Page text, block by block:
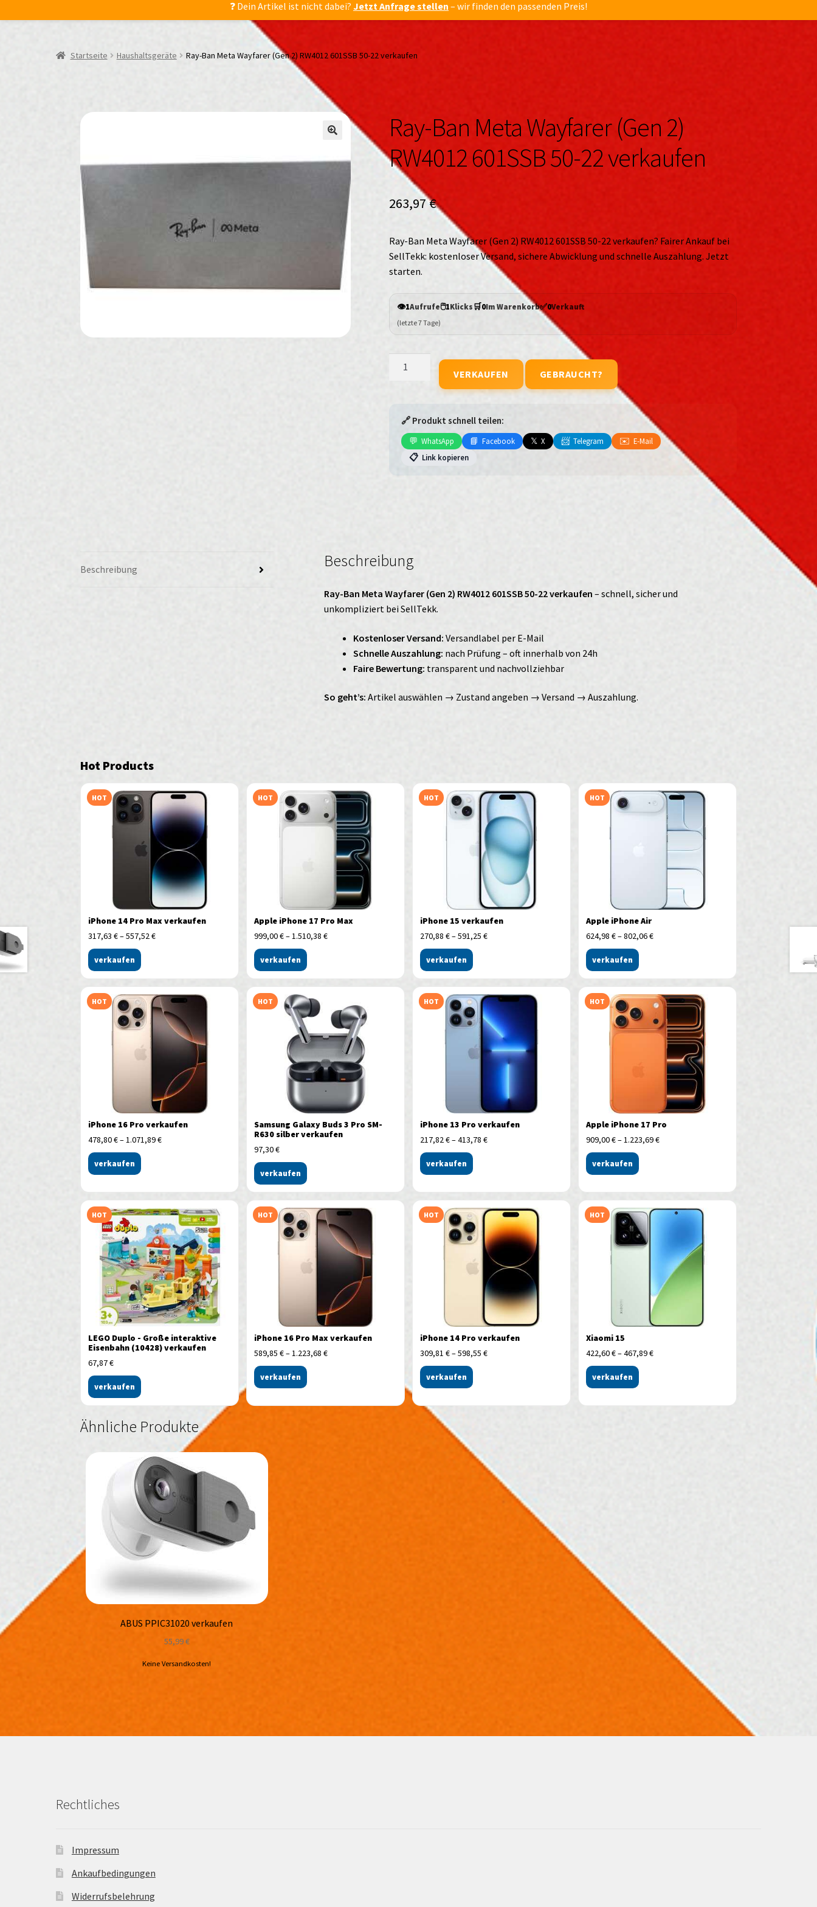
❓ Dein Artikel ist nicht dabei? Jetzt Anfrage stellen – wir finden den passenden Preis!
Startseite Haushaltsgeräte Ray-Ban Meta Wayfarer (Gen 2) RW4012 601SSB 50-22 verkaufen
Ray-Ban Meta Wayfarer (Gen 2)
RW4012 601SSB 50-22 verkaufen
263,97€
Ray-Ban Meta Wayfarer (Gen 2) RW4012 601SSB 50-22 verkaufen? Fairer Ankauf bei
SellTekk: kostenloser Versand, sichere Abwicklung und schnelle Auszahlung. Jetzt
starten.
👁️1Aufrufe🖱️1Klicks🛒0Im Warenkorb✅0Verkauft
(letzte 7 Tage)
(Gen
RW4012
VERKAUFEN GEBRAUCHT?
🔗 Produkt schnell teilen:
💬 WhatsApp 📘 Facebook 𝕏 X 📨 Telegram ✉️ E-Mail
📋 Link kopieren
Beschreibung Beschreibung
Ray-Ban Meta Wayfarer (Gen 2) RW4012 601SSB 50-22 verkaufen – schnell, sicher und
unkompliziert bei SellTekk.
Kostenloser Versand: Versandlabel per E-Mail
Schnelle Auszahlung: nach Prüfung – oft innerhalb von 24h
Faire Bewertung: transparent und nachvollziehbar
So geht’s: Artikel auswählen → Zustand angeben → Versand → Auszahlung.
Hot Products
HOT
iPhone 14 Pro Max verkaufen
317,63 €–557,52€
verkaufen
HOT
Apple iPhone 17 Pro Max
999,00€–1.510,38 €
verkaufen
HOT
iPhone 15 verkaufen
270,88 €–591,25 €
verkaufen
HOT
Apple iPhone Air
624,98 €–802,06€
verkaufen
HOT
iPhone 16 Pro verkaufen
478,80€–1.071,89€
verkaufen
HOT
Samsung Galaxy Buds 3 Pro SM-
R630 silber verkaufen
97,30€
verkaufen
HOT
iPhone 13 Pro verkaufen
217,82€–413,78 €
verkaufen
HOT
Apple iPhone 17 Pro
909,00€–1.223,69€
verkaufen
HOT
LEGO Duplo - Große interaktive
Eisenbahn (10428) verkaufen
67,87€
verkaufen
HOT
iPhone 16 Pro Max verkaufen
589,85 €–1.223,68 €
verkaufen
HOT
iPhone 14 Pro verkaufen
309,81 €–598,55 €
verkaufen
HOT
Xiaomi 15
422,60€–467,89€
verkaufen
Ähnliche Produkte
ABUS PPIC31020 verkaufen
55,99€
Keine Versandkosten!
Rechtliches
Impressum
Ankaufbedingungen
Widerrufsbelehrung